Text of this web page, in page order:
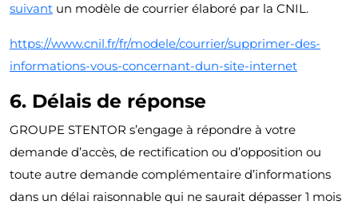
suivant un modèle de courrier élaboré par la CNIL.
https://www.cnil.fr/fr/modele/courrier/supprimer-des-
informations-vous-concernant-dun-site-internet
6. Délais de réponse
GROUPE STENTOR s’engage à répondre à votre
demande d’accès, de rectification ou d’opposition ou
toute autre demande complémentaire d’informations
dans un délai raisonnable qui ne saurait dépasser 1 mois